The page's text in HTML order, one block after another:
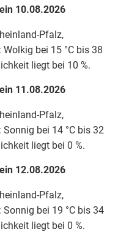
10.08.2026
Pfalz,
bei 15 °C bis 38
liegt bei 10 %.
11.08.2026
Pfalz,
bei 14 °C bis 32
liegt bei 0 %.
12.08.2026
Pfalz,
bei 19 °C bis 34
liegt bei 0 %.